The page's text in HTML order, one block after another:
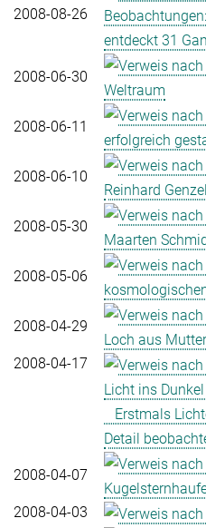
2008-08-26
entdeckt 31
2008-06-30
Weltraum
2008-06-11
erfolgreich
2008-06-10
Reinhard Genzel
2008-05-30
Maarten
2008-05-06
2008-04-29
Loch aus
2008-04-17
Licht ins
Erstmals
Detail
2008-04-07
2008-04-03